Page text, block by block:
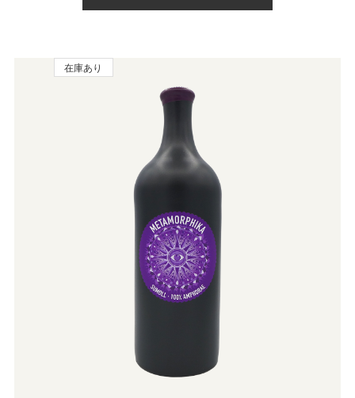
在庫あり